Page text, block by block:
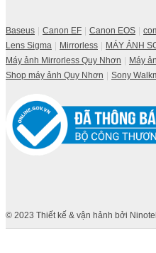
Baseus Canon EF Canon EOS
Lens Sigma
Mirrorless MÁY ẢNH
Máy ảnh Mirrorless Quy Nhơn
Máy
Shop máy ảnh Quy Nhơn
Sony
© 2023 Thiết kế & vận hảnh bởi